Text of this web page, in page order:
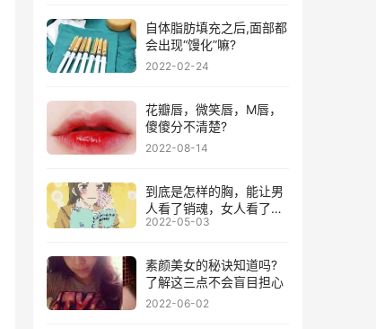
自体脂肪填充之后,面部都
会出现“馒化”嘛?
2022-02-24
花瓣唇，微笑唇，M唇，
傻傻分不清楚?
2022-08-14
到底是怎样的胸，能让男
人看了销魂，女人看了失
神!
2022-05-03
素颜美女的秘诀知道吗?
了解这三点不会盲目担心
2022-06-02